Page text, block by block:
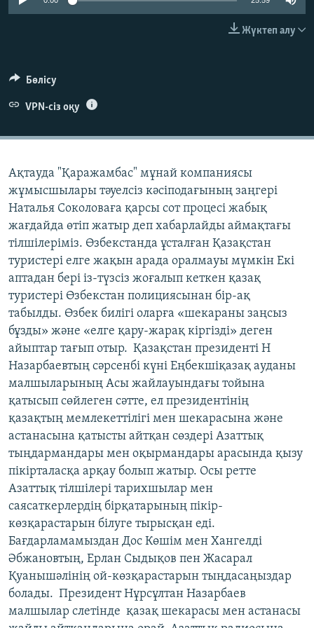
ЖАЗЫЛЫҢЫЗ
Басқа тілдерде
Жүктеп алу
Бөлісу
VPN-сіз оқу
Ақтауда "Қаражамбас" мұнай компаниясы
жұмысшылары тәуелсіз кәсіподағының заңгері
Наталья Соколоваға қарсы сот процесі жабық
жағдайда өтіп жатыр деп хабарлайды аймақтағы
тілшілеріміз. Өзбекстанда ұсталған Қазақстан
туристері елге жақын арада оралмауы мүмкін Екі
аптадан бері із-түзсіз жоғалып кеткен қазақ
туристері Өзбекстан полициясынан бір-ақ
табылды. Өзбек билігі оларға «шекараны заңсыз
бұзды» және «елге қару-жарақ кіргізді» деген
айыптар тағып отыр. Қазақстан президенті Н
Назарбаевтың сәрсенбі күні Еңбекшіқазақ ауданы
малшыларының Асы жайлауындағы тойына
қатысып сөйлеген сәтте, ел президентінің
қазақтың мемлекеттілігі мен шекарасына және
астанасына қатысты айтқан сөздері Азаттық
тыңдармандары мен оқырмандары арасында қызу
пікірталасқа арқау болып жатыр. Осы ретте
Азаттық тілшілері тарихшылар мен
саясаткерлердің бірқатарының пікір-
көзқарастарын білуге тырысқан еді.
Бағдарламамыздан Дос Көшім мен Хангелді
Әбжановтың, Ерлан Сыдықов пен Жасарал
Қуанышәлінің ой-көзқарастарын тыңдасаңыздар
болады. Президент Нұрсұлтан Назарбаев
малшылар слетінде қазақ шекарасы мен астанасы